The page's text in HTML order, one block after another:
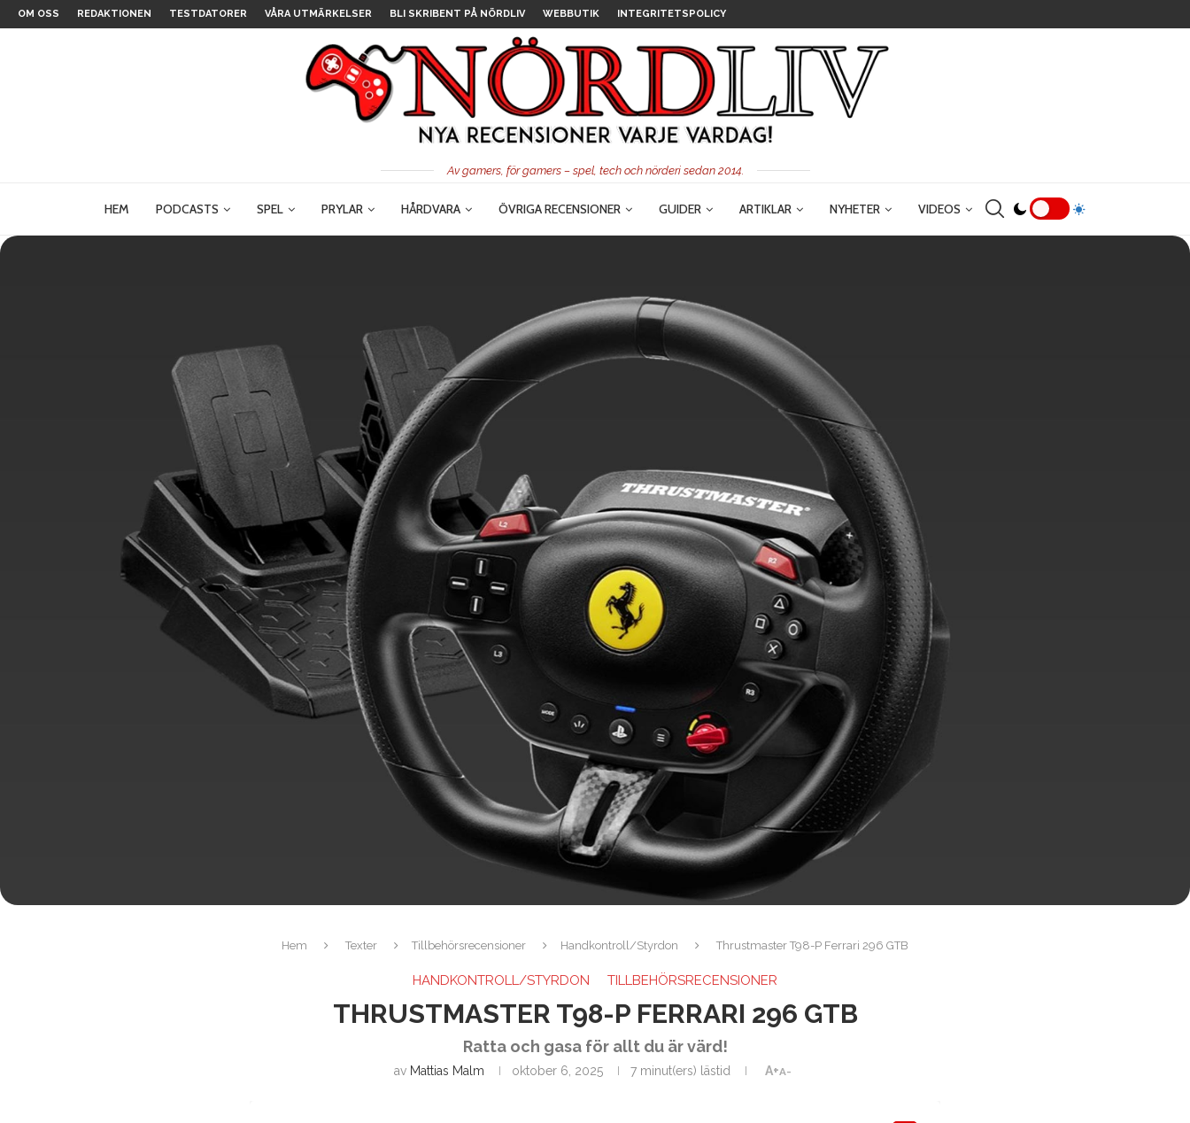
OM OSS REDAKTIONEN TESTDATORER VÅRA UTMÄRKELSER BLI SKRIBENT PÅ NÖRDLIV WEBBUTIK INTEGRITETSPOLICY
Av gamers, för gamers – spel, tech och nörderi sedan 2014.
HEM PODCASTS SPEL PRYLAR HÅRDVARA ÖVRIGA RECENSIONER GUIDER ARTIKLAR NYHETER VIDEOS
Hem Texter Tillbehörsrecensioner Handkontroll/Styrdon Thrustmaster T98-P Ferrari 296 GTB
HANDKONTROLL/STYRDON TILLBEHÖRSRECENSIONER
THRUSTMASTER T98-P FERRARI 296 GTB
Ratta och gasa för allt du är värd!
av Mattias Malm oktober 6, 2025 7 minut(ers) lästid A+A-